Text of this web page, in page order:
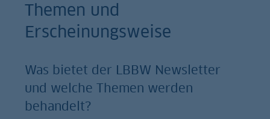
Themen und
Erscheinungsweise
Was bietet der LBBW Newsletter
und welche Themen werden
behandelt?